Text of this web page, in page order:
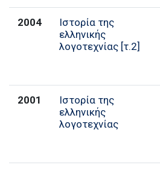
2004
Ιστορία της
ελληνικής
λογοτεχνίας [τ.2]
2001
Ιστορία της
ελληνικής
λογοτεχνίας